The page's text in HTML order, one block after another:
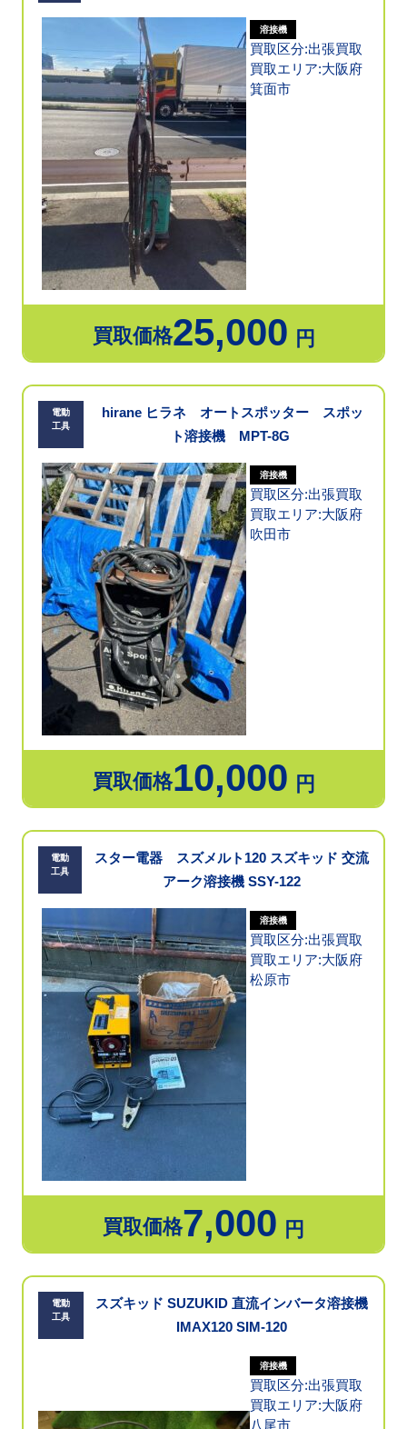
溶接機
買取区分:出張買取
買取エリア:大阪府
箕面市
買取価格25,000 円
電動
工具
hirane ヒラネ オートスポッター スポッ
ト溶接機 MPT-8G
溶接機
買取区分:出張買取
買取エリア:大阪府
吹田市
買取価格10,000 円
電動
工具
スター電器 スズメルト120 スズキッド 交流
アーク溶接機 SSY-122
溶接機
買取区分:出張買取
買取エリア:大阪府
松原市
買取価格7,000 円
電動
工具
スズキッド SUZUKID 直流インバータ溶接機
IMAX120 SIM-120
溶接機
買取区分:出張買取
買取エリア:大阪府
八尾市